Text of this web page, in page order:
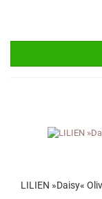
LILIEN »Daisy«